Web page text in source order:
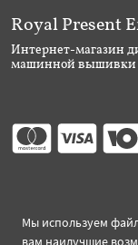
Мы используем
вам наилучшие
Royal Present
Интернет-магазин
машинной вышивки